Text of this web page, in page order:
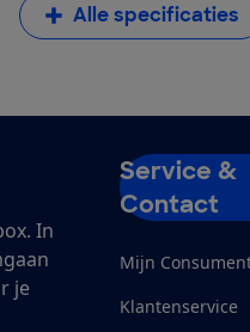
Alle specificaties
In
je
Service &
Contact
Mijn
Klantenservice